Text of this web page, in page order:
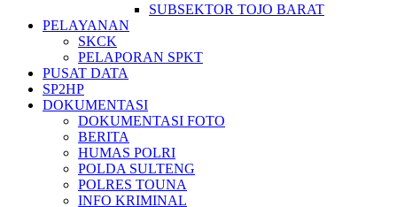
SUBSEKTOR TOJO BARAT
PELAYANAN
SKCK
PELAPORAN SPKT
PUSAT DATA
SP2HP
DOKUMENTASI
DOKUMENTASI FOTO
BERITA
HUMAS POLRI
POLDA SULTENG
POLRES TOUNA
INFO KRIMINAL